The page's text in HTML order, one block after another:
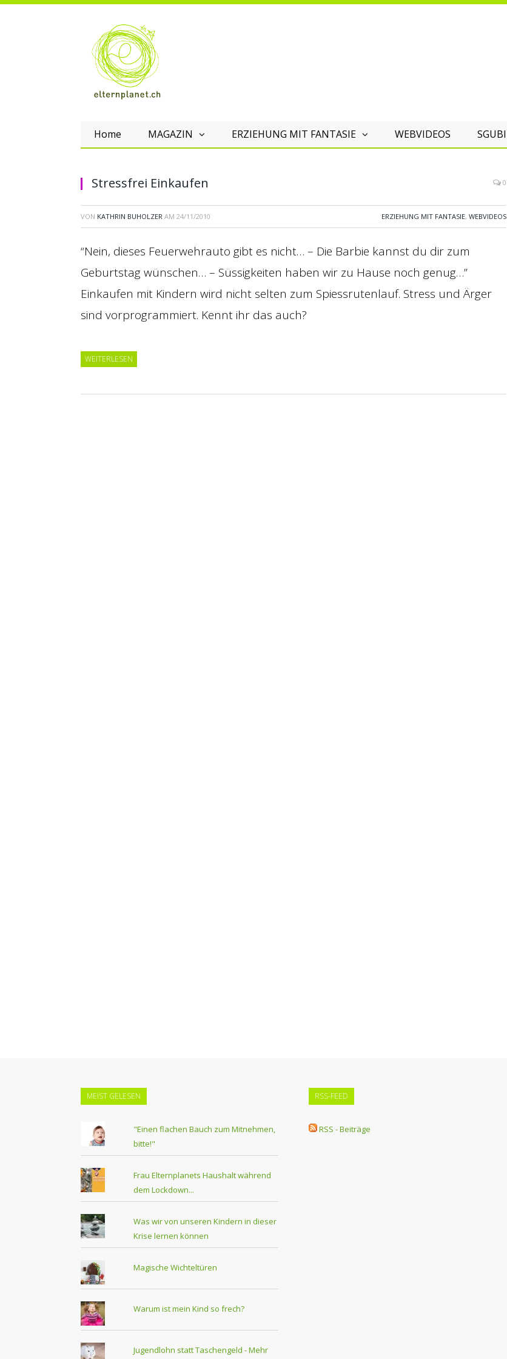
Home MAGAZIN ERZIEHUNG MIT FANTASIE WEBVIDEOS SGUBI
Stressfrei Einkaufen 0
VON KATHRIN BUHOLZER AM 24/11/2010 ERZIEHUNG MIT FANTASIE, WEBVIDEOS
“Nein, dieses Feuerwehrauto gibt es nicht… – Die Barbie kannst du dir zum
Geburtstag wünschen… – Süssigkeiten haben wir zu Hause noch genug…”
Einkaufen mit Kindern wird nicht selten zum Spiessrutenlauf. Stress und Ärger
sind vorprogrammiert. Kennt ihr das auch?
WEITERLESEN
MEIST GELESEN
"Einen flachen Bauch zum Mitnehmen,
bitte!"
Frau Elternplanets Haushalt während
dem Lockdown...
Was wir von unseren Kindern in dieser
Krise lernen können
Magische Wichteltüren
Warum ist mein Kind so frech?
Jugendlohn statt Taschengeld - Mehr
RSS-FEED
RSS - Beiträge